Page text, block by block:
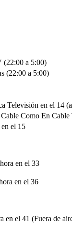
(22:00 a 5:00)
(22:00 a 5:00)
Televisión en el 14
Como En Cable
el 15
en el 33
en el 36
en el 41 (Fuera de